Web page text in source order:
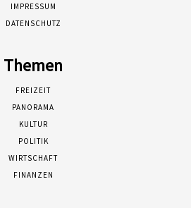
IMPRESSUM
DATENSCHUTZ
Themen
FREIZEIT
PANORAMA
KULTUR
POLITIK
WIRTSCHAFT
FINANZEN